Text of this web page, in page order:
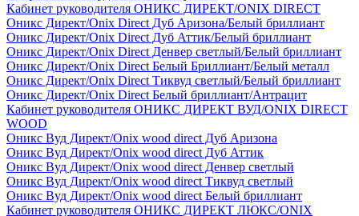
Кабинет руководителя ОНИКС ДИРЕКТ/ONIX DIRECT
Оникс Директ/Onix Direct Дуб Аризона/Белый бриллиант
Оникс Директ/Onix Direct Дуб Аттик/Белый бриллиант
Оникс Директ/Onix Direct Денвер светлый/Белый бриллиант
Оникс Директ/Onix Direct Белый Бриллиант/Белый металл
Оникс Директ/Onix Direct Тиквуд светлый/Белый бриллиант
Оникс Директ/Onix Direct Белый бриллиант/Антрацит
Кабинет руководителя ОНИКС ДИРЕКТ ВУД/ONIX DIRECT
WOOD
Оникс Вуд Директ/Onix wood direct Дуб Аризона
Оникс Вуд Директ/Onix wood direct Дуб Аттик
Оникс Вуд Директ/Onix wood direct Денвер светлый
Оникс Вуд Директ/Onix wood direct Тиквуд светлый
Оникс Вуд Директ/Onix wood direct Белый бриллиант
Кабинет руководителя ОНИКС ДИРЕКТ ЛЮКС/ONIX